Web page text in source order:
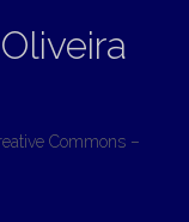
Commons –